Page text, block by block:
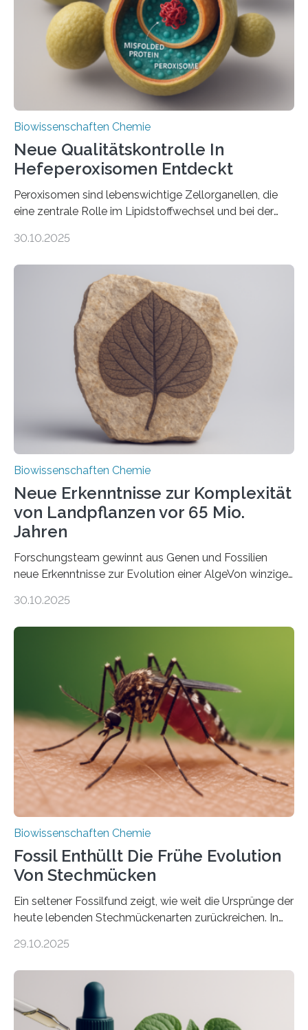
Biowissenschaften Chemie
Neue Qualitätskontrolle In
Hefeperoxisomen Entdeckt
Peroxisomen sind lebenswichtige Zellorganellen, die
eine zentrale Rolle im Lipidstoffwechsel und bei der
erfüllen können, müssen zahlreiche Enzyme präzise in
der Ruhr-Universität Bochum um Prof. Dr. Ralf Erdmann
und Dr. Ismaila Francis Yusuf hat nun einen bislang
unbekannten Qualitätskontrollmechanismus des
peroxisomalen Proteintransports in der Bäckerhefe
Saccharomyces cerevisiae entdeckt, der für die
Funktionsfähigkeit der Organellen entscheidend ist. Die
Studie wurde am 28. Oktober 2025 in der
Fachzeitschrift…
30.10.2025
Biowissenschaften Chemie
Neue Erkenntnisse zur Komplexität
von Landpflanzen vor 65 Mio.
Jahren
Forschungsteam gewinnt aus Genen und Fossilien
neue Erkenntnisse zur Evolution einer AlgeVon winzigen
Landpflanzen zählen zu den komplexesten
Grünalgen, die vor Hunderten von Millionen Jahren
lebten. Unter den Vorfahren sticht eine Gruppe heraus,
die noch heute in der Natur vorkommt: die
Süßwasseralge Coleochaetophyceae. Einige Arten
dieser Gruppe bilden aus Zellfäden dichte Geflechte
mit scheibenförmiger Gestalt. Was auffällig ist: Die
nächsten…
30.10.2025
Biowissenschaften Chemie
Fossil Enthüllt Die Frühe Evolution
Von Stechmücken
Ein seltener Fossilfund zeigt, wie weit die Ursprünge der
heute lebenden Stechmückenarten zurückreichen. In
Forschende die bisher älteste bekannte Stechmücken-
Region Kachin in Myanmar und hat sich in
ausgezeichnetem Zustand erhalten. Es konnte als neue
Art einer neuen Gattung beschrieben werden und trägt
29.10.2025